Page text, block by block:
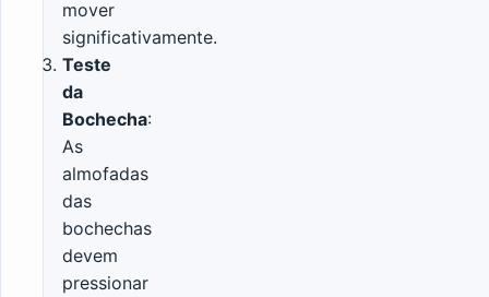
mover
significativamente.
Teste
da
Bochecha:
As
almofadas
das
bochechas
devem
pressionar